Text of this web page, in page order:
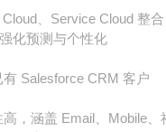
、Service Cloud 整合
化预测与个性化
Salesforce CRM 客户
，涵盖 Email、Mobile、